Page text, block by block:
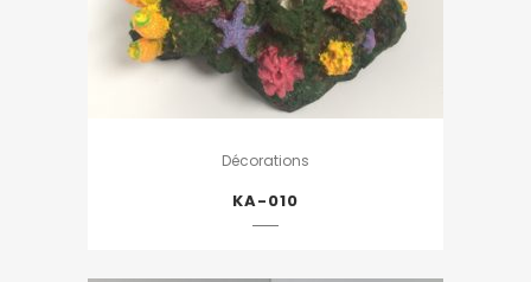
Décorations
KA-010